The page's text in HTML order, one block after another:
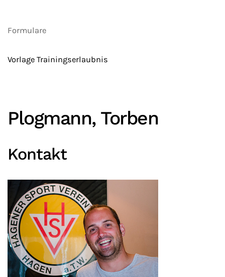
Formulare
Vorlage Trainingserlaubnis
Plogmann, Torben
Kontakt